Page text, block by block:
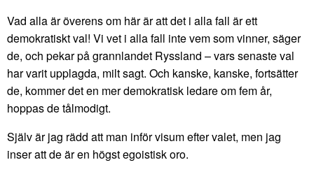
Vad alla är överens om här är att det i alla fall är ett
demokratiskt val! Vi vet i alla fall inte vem som vinner, säger
de, och pekar på grannlandet Ryssland – vars senaste val
har varit upplagda, milt sagt. Och kanske, kanske, fortsätter
de, kommer det en mer demokratisk ledare om fem år,
hoppas de tålmodigt.
Själv är jag rädd att man inför visum efter valet, men jag
inser att de är en högst egoistisk oro.